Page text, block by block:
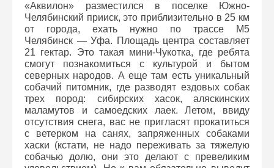
«Аквилон» разместился в поселке Южно-
Челябинский прииск, это приблизительно в 25 км
от города, ехать нужно по трассе М5
Челябинск — Уфа. Площадь центра составляет
21 гектар. Это такая мини-Чукотка, где ребята
смогут познакомиться с культурой и бытом
северных народов. А еще там есть уникальный
собачий питомник, где разводят ездовых собак
трех пород: сибирских хасок, аляскинских
маламутов и самоедских лаек. Летом, ввиду
отсутствия снега, вас не пригласят прокатиться
с ветерком на санях, запряженных собаками
хаски (кстати, не надо переживать за тяжелую
собачью долю, они это делают с превеликим